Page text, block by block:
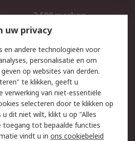
2.500 merken
Inkoopoplossingen
Email veiligheid
Websitevoorwaarden
uw privacy
en andere technologieën voor
personalisatie en om
op websites van derden.
te klikken, geeft u
van niet-essentiële
selecteren door te klikken op
u dit niet wilt, klikt u op "Alles
toegang tot bepaalde functies
vindt u in ons cookiebeleid